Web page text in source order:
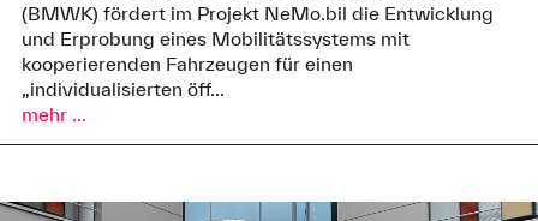
(BMWK) fördert im Projekt NeMo.bil die Entwicklung
und Erprobung eines Mobilitätssystems mit
kooperierenden Fahrzeugen für einen
„individualisierten öff...
mehr ...